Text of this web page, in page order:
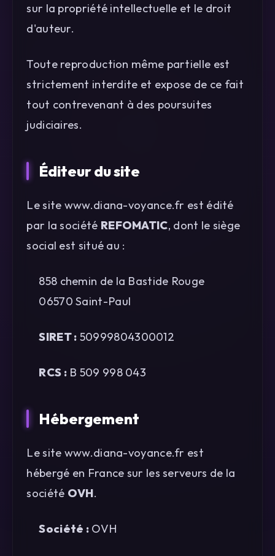
sur la propriété intellectuelle et le droit
d'auteur.
Toute reproduction même partielle est
strictement interdite et expose de ce fait
tout contrevenant à des poursuites
judiciaires.
Éditeur du site
Le site www.diana-voyance.fr est édité
par la société REFOMATIC, dont le siège
social est situé au :
858 chemin de la Bastide Rouge
06570 Saint-Paul
SIRET : 50999804300012
RCS :B 509 998 043
Hébergement
Le site www.diana-voyance.fr est
hébergé en France sur les serveurs de la
société OVH.
Société : OVH